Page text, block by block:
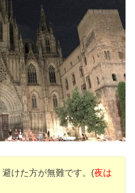
けた方が無難です。(夜は